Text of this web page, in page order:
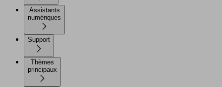
Assistants
numériques
Support
Thèmes
principaux